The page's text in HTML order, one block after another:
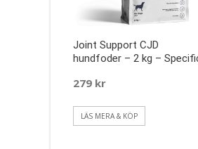
Joint Support CJD
hundfoder – 2 kg –
279 kr
LÄS MERA & KÖP